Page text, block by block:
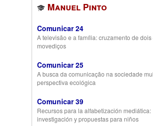
Manuel Pinto
Comunicar 24
A televisão e a família: cruzamento de
movediços
Comunicar 25
A busca da comunicação na sociedade
perspectiva ecológica
Comunicar 39
Recursos para la alfabetización mediática:
investigación y propuestas para niños